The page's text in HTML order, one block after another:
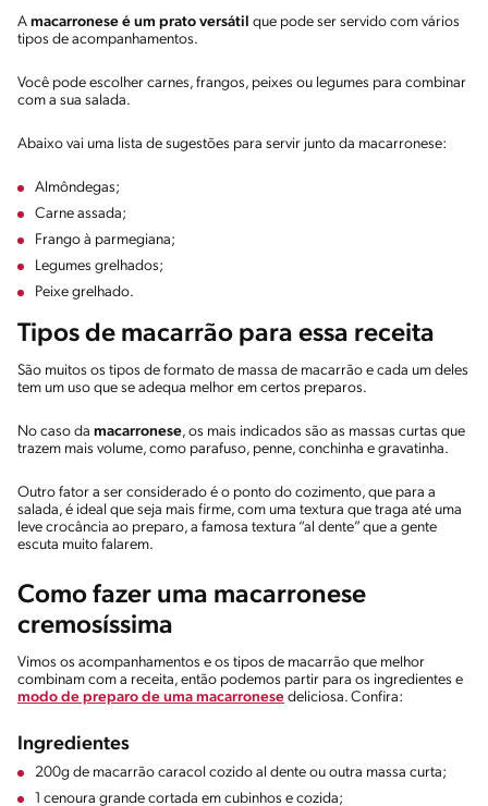
A macarronese é um prato versátil que pode ser servido com vários
tipos de acompanhamentos.
Você pode escolher carnes, frangos, peixes ou legumes para combinar
com a sua salada.
Abaixo vai uma lista de sugestões para servir junto da macarronese:
Almôndegas;
Carne assada;
Frango à parmegiana;
Legumes grelhados;
Peixe grelhado.
Tipos de macarrão para essa receita
São muitos os tipos de formato de massa de macarrão e cada um deles
tem um uso que se adequa melhor em certos preparos.
No caso da macarronese, os mais indicados são as massas curtas que
trazem mais volume, como parafuso, penne, conchinha e gravatinha.
Outro fator a ser considerado é o ponto do cozimento, que para a
salada, é ideal que seja mais firme, com uma textura que traga até uma
leve crocância ao preparo, a famosa textura “al dente” que a gente
escuta muito falarem.
Como fazer uma macarronese
cremosíssima
Vimos os acompanhamentos e os tipos de macarrão que melhor
combinam com a receita, então podemos partir para os ingredientes e
modo de preparo de uma macarronese deliciosa. Confira:
Ingredientes
200g de macarrão caracol cozido al dente ou outra massa curta;
1 cenoura grande cortada em cubinhos e cozida;